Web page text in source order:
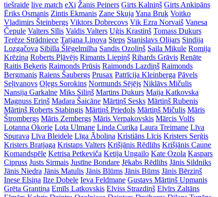
tiešraide live match eXi Žanis Peiners Ģirts Kalniņš Ģirts Ankipāns
Ēriks Osmanis Zintis Ekmanis Zane Skuja Yana Bruk Voitko
Vladimirs Šteinbergs Viktors Dobrecovs Vik Ezra Norvaiš Vanesa
Čepule Valters Sīlis Valdis Valters Uģis Krastiņš Tomass Dukurs
Terēze Strādniece Tatjana Ļiņova Steps Staņislavs Olijars Sindija
Lozgačova Sibilla Šlēgelmilha Sandis Ozoliņš Saila Mikule Romija
Krēziņa Roberts Pļāvējs Rimants Liepiņš Rihards Grāvis Renāte
Raitis Beķeris Raimonds Prūsis Raimonds Lazdiņš Raimonds
Bergmanis Raiens Šaubergs Prusax Patrīcija Kleinberga Pāvels
Seļivanovs Oļegs Sorokins Normunds Sējējs Niklāvs Mičulis
Nansija Garkalne Miks Siliņš Martins Dukurs Maija Katkovska
Magnuss Eriņš Madara Šaicāne Mārtiņš Sesks Mārtiņš Rubenis
Mārtiņš Roberts Stabingis Mārtiņš Priedols Mārtiņš Mičulis Māris
Štrombergs Māris Zembergs Māris Verpakovskis Mārcis Volfs
Lotanna Okorie Lota Ulmane Linda Curika Laura Treimane Līva
Spurava Līva Bleidele Līga Āboliņa Kristiāns Līcis Kristers Serģis
Kristers Bratjaga Kristaps Valters Krišjānis Rēdlihs Krišjānis Caune
Komandspēle Ketrisa Petkeviča Ketija Ungailo Kate Ozola Kaspars
Cipruss Justs Sirmais Justīne Bondare Jēkabs Rēdlihs Jānis Sildniks
Jānis Niedra Jānis Matulis Jānis Blūms Jānis Būms Jānis Bērziņš
Inese Elsiņa Ilze Dobele Ieva Feldmane Gustavs Mārtiņš Upmanis
Grēta Grantiņa Emīls Latkovskis Elviss Strazdiņš Elvīrs Zaltāns